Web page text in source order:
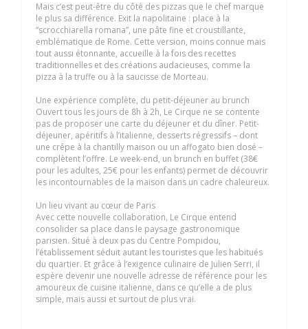
Mais c’est peut-être du côté des pizzas que le chef marque
le plus sa différence. Exit la napolitaine : place à la
“scrocchiarella romana”, une pâte fine et croustillante,
emblématique de Rome. Cette version, moins connue mais
tout aussi étonnante, accueille à la fois des recettes
traditionnelles et des créations audacieuses, comme la
pizza à la truffe ou à la saucisse de Morteau.
Une expérience complète, du petit-déjeuner au brunch
Ouvert tous les jours de 8h à 2h, Le Cirque ne se contente
pas de proposer une carte du déjeuner et du dîner. Petit-
déjeuner, apéritifs à l’italienne, desserts régressifs – dont
une crêpe à la chantilly maison ou un affogato bien dosé –
complètent l’offre. Le week-end, un brunch en buffet (38€
pour les adultes, 25€ pour les enfants) permet de découvrir
les incontournables de la maison dans un cadre chaleureux.
Un lieu vivant au cœur de Paris
Avec cette nouvelle collaboration, Le Cirque entend
consolider sa place dans le paysage gastronomique
parisien. Situé à deux pas du Centre Pompidou,
l’établissement séduit autant les touristes que les habitués
du quartier. Et grâce à l’exigence culinaire de Julien Serri, il
espère devenir une nouvelle adresse de référence pour les
amoureux de cuisine italienne, dans ce qu’elle a de plus
simple, mais aussi et surtout de plus vrai.